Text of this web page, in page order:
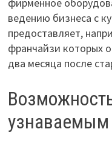
ведению бизнеса с
предоставляет,
франчайзи которых
два месяца после